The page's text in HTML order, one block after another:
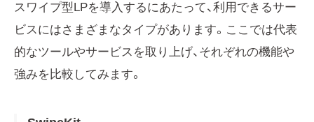
スワイプ型LPを導入するにあたって、利用できるサー
ビスにはさまざまなタイプがあります。ここでは代表
的なツールやサービスを取り上げ、それぞれの機能や
強みを比較してみます。